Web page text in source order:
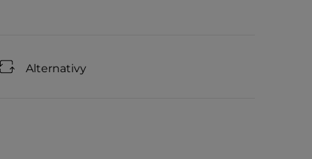
Alternativy